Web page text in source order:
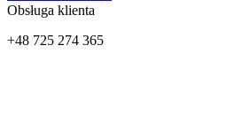
Obsługa klienta
+48 725 274 365